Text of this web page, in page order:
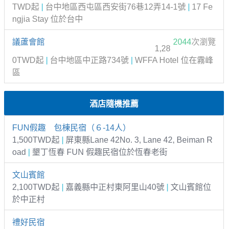
TWD起
台中地區西屯區西安街76巷12弄14-1號
17 Fe
ngjia Stay 位於台中
議蘆會館 2044次瀏覽
1,28
0TWD起
台中地區中正路734號
WFFA Hotel 位在霧峰
區
酒店隨機推薦
FUN假趣 包棟民宿（６-14人）
1,500TWD起
屏東縣Lane 42No. 3, Lane 42, Beiman R
oad
墾丁恆春 FUN 假趣民宿位於恆春老街
文山賓館
2,100TWD起
嘉義縣中正村東阿里山40號
文山賓館位
於中正村
禮好民宿